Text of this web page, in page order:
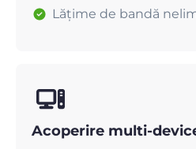
Lățime de bandă
Acoperire multi-